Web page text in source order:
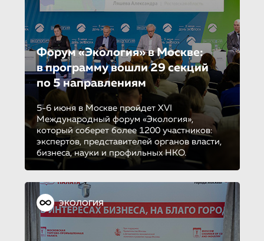
Форум «Экология» в Москве:
в программу вошли 29 секций
по 5 направле­ни­ям
5-6 июня в Москве пройдет XVI
Международный форум «Экология»,
который соберет более 1200 участников:
экспертов, представителей органов власти,
бизнеса, науки и профильных НКО.
ЭКОЛОГИЯ